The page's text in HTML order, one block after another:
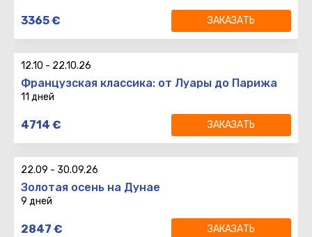
Вылет:
9 ночей
3365€ ЗАКАЗАТЬ
12.10 - 22.10.26
Французская классика: от Луары до Парижа
11 дней
Вылет:
Даты тура
710€
10 ночей
4714 € ЗАКАЗАТЬ
22.09 - 30.09.26
Золотая осень на Дунае
9 дней
8 ночей
2847 € ЗАКАЗАТЬ